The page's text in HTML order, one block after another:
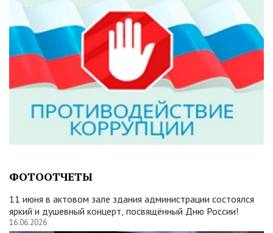
ФОТООТЧЕТЫ
11 июня в актовом зале здания администрации состоялся
яркий и душевный концерт, посвящённый Дню России!
16.06.2026